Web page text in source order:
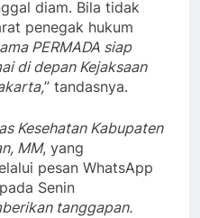
diam. Bila tidak
penegak hukum
PERMADA siap
di depan Kejaksaan
” tandasnya.
Kesehatan Kabupaten
MM, yang
pesan WhatsApp
Senin
tanggapan.